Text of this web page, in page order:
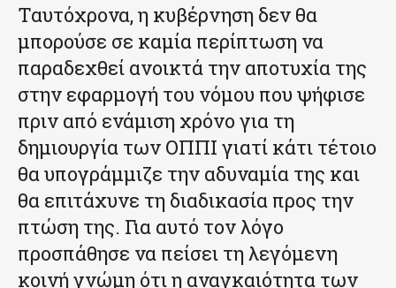
Ταυτόχρονα, η κυβέρνηση δεν θα
μπορούσε σε καμία περίπτωση να
παραδεχθεί ανοικτά την αποτυχία της
στην εφαρμογή του νόμου που ψήφισε
πριν από ενάμιση χρόνο για τη
δημιουργία των ΟΠΠΙ γιατί κάτι τέτοιο
θα υπογράμμιζε την αδυναμία της και
θα επιτάχυνε τη διαδικασία προς την
πτώση της. Για αυτό τον λόγο
προσπάθησε να πείσει τη λεγόμενη
κοινή γνώμη ότι η αναγκαιότητα των